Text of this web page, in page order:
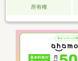
所有権